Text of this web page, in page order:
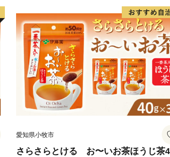
愛知県小牧市
さらさらとける お〜いお茶ほうじ茶